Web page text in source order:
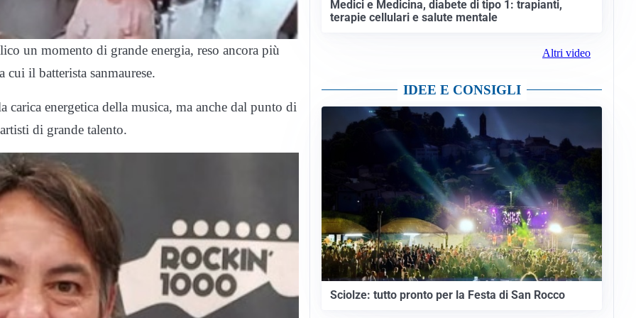
un momento di grande energia, reso ancora più
cui il batterista sanmaurese.
energetica della musica, ma anche dal punto di
di grande talento.
Medici e Medicina, diabete di tipo 1: trapianti,
terapie cellulari e salute mentale
Altri video
IDEE E CONSIGLI
Sciolze: tutto pronto per la Festa di San Rocco